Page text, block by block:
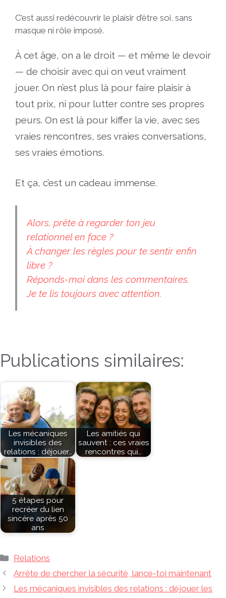
C’est aussi redécouvrir le plaisir d’être soi, sans
masque ni rôle imposé.
À cet âge, on a le droit — et même le devoir
— de choisir avec qui on veut vraiment
jouer. On n’est plus là pour faire plaisir à
tout prix, ni pour lutter contre ses propres
peurs. On est là pour kiffer la vie, avec ses
vraies rencontres, ses vraies conversations,
ses vraies émotions.
Et ça, c’est un cadeau immense.
Alors, prête à regarder ton jeu
relationnel en face ?
À changer les règles pour te sentir enfin
libre ?
Réponds-moi dans les commentaires.
Je te lis toujours avec attention.
Publications similaires:
Les mécaniques
invisibles des
relations : déjouer…
Les amitiés qui
sauvent : ces vraies
rencontres qui…
5 étapes pour
recréer du lien
sincère après 50
ans
Catégories
Relations
Arrête de chercher la sécurité, lance-toi maintenant
Les mécaniques invisibles des relations : déjouer les